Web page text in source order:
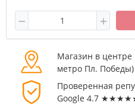
Магазин в центре
метро Пл. Победы)
Проверенная
Google 4.7